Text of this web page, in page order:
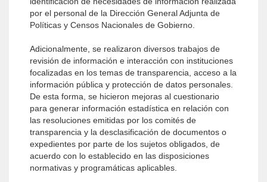
por el personal de la Dirección General Adjunta de
Políticas y Censos Nacionales de Gobierno.
Adicionalmente, se realizaron diversos trabajos de
revisión de información e interacción con instituciones
focalizadas en los temas de transparencia, acceso a la
información pública y protección de datos personales.
De esta forma, se hicieron mejoras al cuestionario
para generar información estadística en relación con
las resoluciones emitidas por los comités de
transparencia y la desclasificación de documentos o
expedientes por parte de los sujetos obligados, de
acuerdo con lo establecido en las disposiciones
normativas y programáticas aplicables.